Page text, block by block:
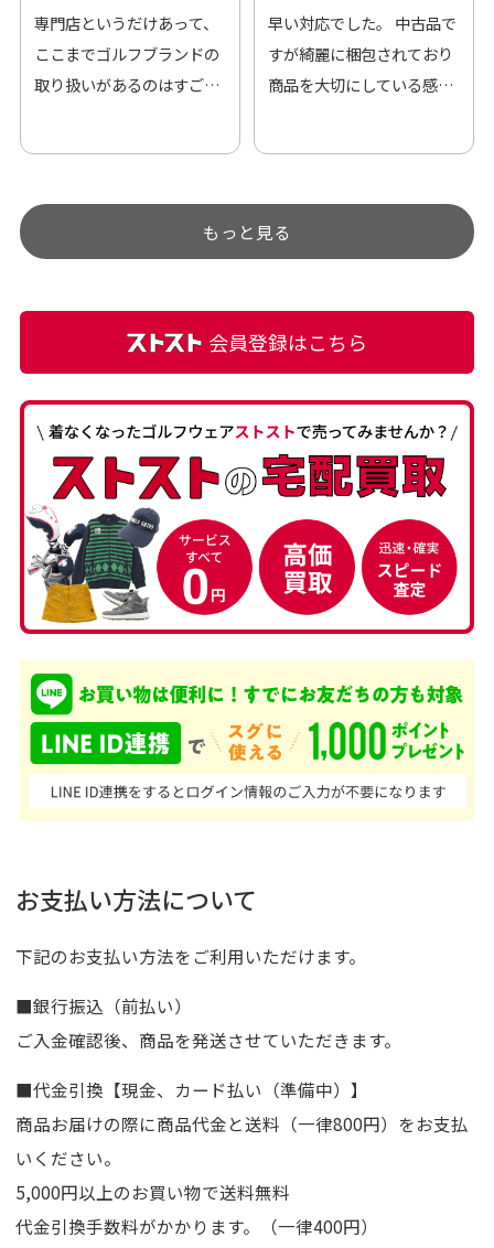
専門店というだけあって、
ここまでゴルフブランドの
取り扱いがあるのはすご
す。
早い対応でした。 中古品で
すが綺麗に梱包されており
商品を大切にしている感が
うぐらい目立つことなく綺
麗な商品でお安く購入でき
もっと見る
会員登録はこちら
お支払い方法について
下記のお支払い方法をご利用いただけます。
■銀行振込（前払い）
ご入金確認後、商品を発送させていただきます。
■代金引換【現金、カード払い（準備中）】
商品お届けの際に商品代金と送料（一律800円）をお支払
いください。
5,000円以上のお買い物で送料無料
代金引換手数料がかかります。（一律400円）